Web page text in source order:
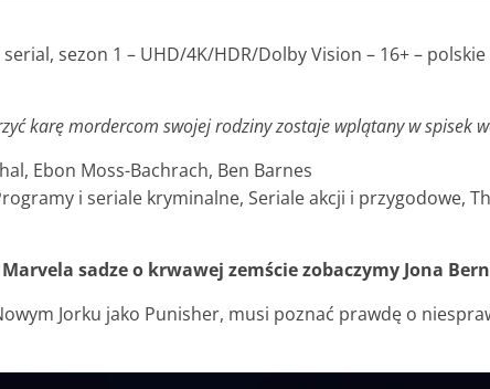
serial, sezon 1 – UHD/4K/HDR/Dolby Vision – 16+ –
karę mordercom swojej rodziny zostaje wplątany w spisek
Ebon Moss-Bachrach, Ben Barnes
i seriale kryminalne, Seriale akcji i przygodowe,
sadze o krwawej zemście zobaczymy Jona
Jorku jako Punisher, musi poznać prawdę o